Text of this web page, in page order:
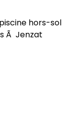
hors-sol
Ã Jenzat